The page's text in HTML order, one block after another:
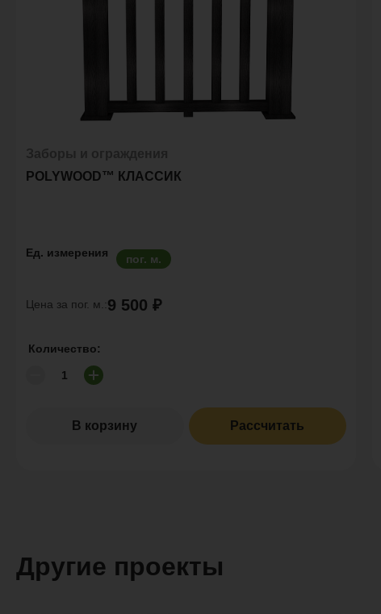
POLYWOOD™ КЛАССИК
Ед. измерения
пог. м.
Цена за пог. м.:9 500 ₽
Количество:
В корзину Рассчитать
Другие проекты